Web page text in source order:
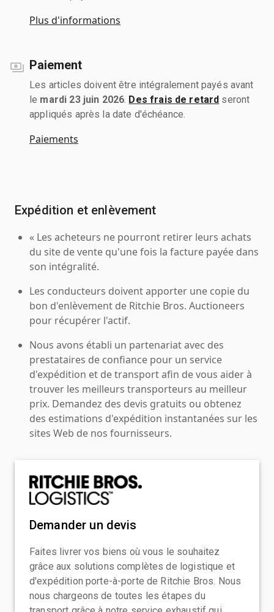
Plus d'informations
Paiement
Les articles doivent être intégralement payés avant
le mardi 23 juin 2026 Des frais de retard seront
appliqués après la date d'échéance.
Paiements
Expédition et enlèvement
« Les acheteurs ne pourront retirer leurs achats
du site de vente qu'une fois la facture payée dans
son intégralité.
Les conducteurs doivent apporter une copie du
bon d'enlèvement de Ritchie Bros. Auctioneers
pour récupérer l'actif.
Nous avons établi un partenariat avec des
prestataires de confiance pour un service
d'expédition et de transport afin de vous aider à
trouver les meilleurs transporteurs au meilleur
prix. Demandez des devis gratuits ou obtenez
des estimations d'expédition instantanées sur les
sites Web de nos fournisseurs.
Demander un devis
Faites livrer vos biens où vous le souhaitez
grâce aux solutions complètes de logistique et
d'expédition porte-à-porte de Ritchie Bros. Nous
nous chargeons de toutes les étapes du